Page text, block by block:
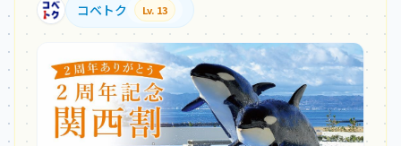
コベトク Lv. 13